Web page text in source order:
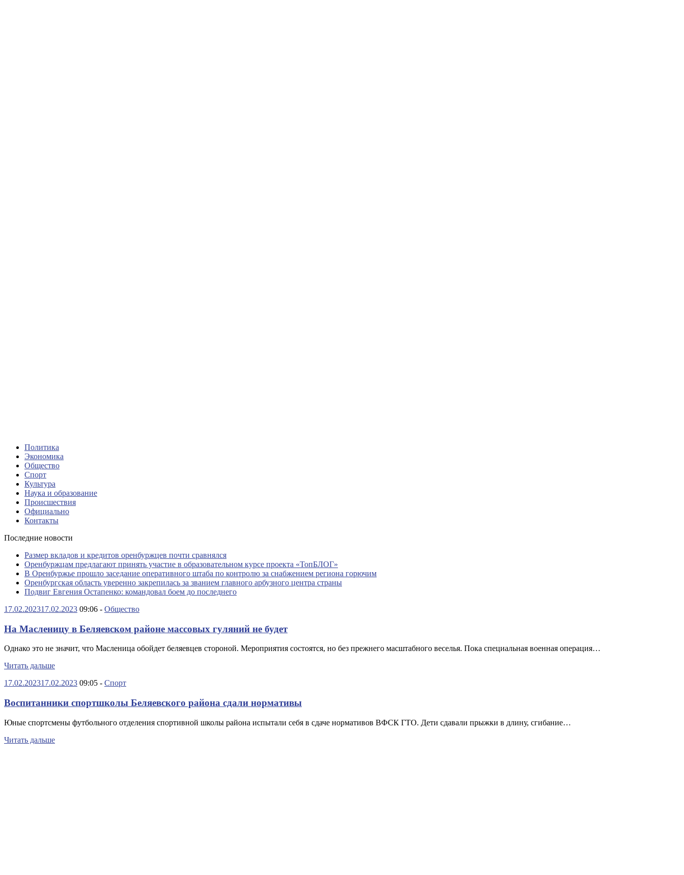
Политика
Экономика
Общество
Спорт
Культура
Наука и образование
Происшествия
Официально
Контакты
Последние новости
Размер вкладов и кредитов оренбуржцев почти сравнялся
Оренбуржцам предлагают принять участие в образовательном курсе проекта «ТопБЛОГ»
В Оренбуржье прошло заседание оперативного штаба по контролю за снабжением региона горючим
Оренбургская область уверенно закрепилась за званием главного арбузного центра страны
Подвиг Евгения Остапенко: командовал боем до последнего
17.02.202317.02.2023 09:06 - Общество
На Масленицу в Беляевском районе массовых гуляний не будет
Однако это не значит, что Масленица обойдет беляевцев стороной. Мероприятия состоятся, но без прежнего масштабного веселья. Пока специальная военная операция…
Читать дальше
17.02.202317.02.2023 09:05 - Спорт
Воспитанники спортшколы Беляевского района сдали нормативы
Юные спортсмены футбольного отделения спортивной школы района испытали себя в сдаче нормативов ВФСК ГТО. Дети сдавали прыжки в длину, сгибание…
Читать дальше